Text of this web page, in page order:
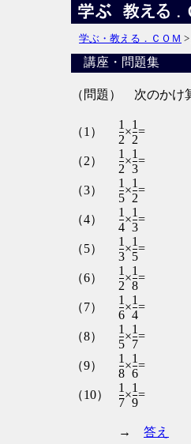
学ぶ・教える．ＣＯＭ >
講座・問題集
（問題） 次のかけ
（1）
1
×
1
=
2
2
（2）
1
×
1
=
2 3
（3）
1
×
1
=
5 2
（4）
1
×
1
=
4 3
（5）
1
×
1
=
3 5
（6）
1
×
1
=
2 8
（7）
1
×
1
=
6 4
（8）
1
×
1
=
5 7
（9）
1
×
1
=
8 6
（10）
1
×
1
=
7 9
→ 答え